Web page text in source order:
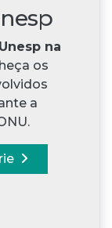
Unesp na
os
a